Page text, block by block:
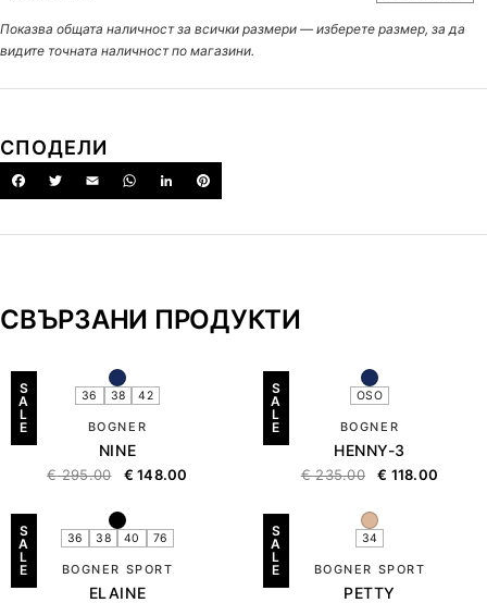
Показва общата наличност за всички размери — изберете размер, за да
видите точната наличност по магазини.
СПОДЕЛИ
СВЪРЗАНИ ПРОДУКТИ
S
A
L
E
36 38 42
BOGNER
NINE
€295.00 € 148.00
S
A
L
E
OSO
BOGNER
HENNY-3
€235.00 € 118.00
S
A
L
E
36 38 40 76
BOGNER SPORT
ELAINE
S
A
L
E
34
BOGNER SPORT
PETTY